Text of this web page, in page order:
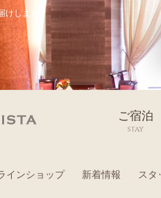
します
ご宿泊
STAY
インショップ 新着情報 スタ